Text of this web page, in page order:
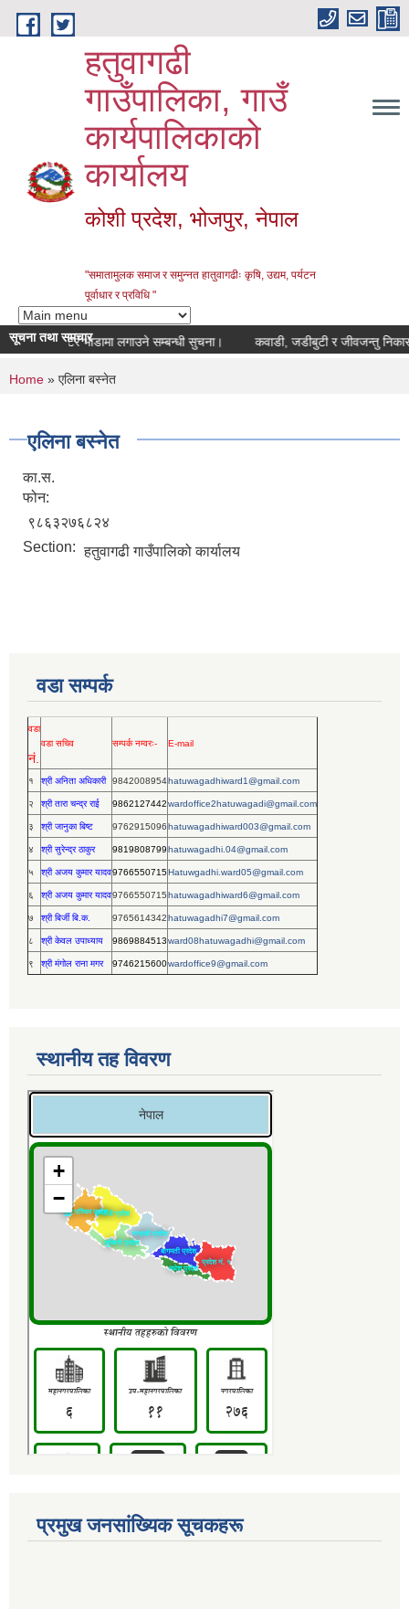
Skip to main content
हतुवागढी
गाउँपालिका, गाउँ
कार्यपालिकाको
कार्यालय
कोशी प्रदेश, भोजपुर, नेपाल
"समातामुलक समाज र समुन्नत हातुवागढीः कृषि, उद्यम, पर्यटन
पूर्वाधार र प्रविधि "
सूचना तथा समचार
सटर भाडामा लगाउने सम्बन्धी सुचना। कवाडी, जडीबुटी र जीवजन्तु
You are here
Home » एलिना बस्नेत
एलिना बस्नेत
का.स.
फोन:
९८६३२७६८२४
Section: हतुवागढी गाउँपालिको कार्यालय
वडा सम्पर्क
वडा
नं.
वडा सचिव सम्पर्क नम्वरः- E-mail
१ श्री अनिता अधिकारी 9842008954hatuwagadhiward1@gmail.com
२ श्री तारा चन्द्र राई 9862127442wardoffice2hatuwagadi@gmail.com
३ श्री जानुका बिष्ट 9762915096hatuwagadhiward003@gmail.com
४ श्री सुरेन्द्र ठाकुर 9819808799hatuwagadhi.04@gmail.com
५ श्री अजय कुमार यादव9766550715Hatuwgadhi.ward05@gmail.com
६ श्री अजय कुमार यादव9766550715hatuwagadhiward6@gmail.com
७ श्री बिर्जी बि.क. 9765614342hatuwagadhi7@gmail.com
८ श्री केवल उपाध्याय 9869884513ward08hatuwagadhi@gmail.com
९ श्री मंगोल राना मगर 9746215600wardoffice9@gmail.com
स्थानीय तह विवरण
प्रमुख जनसांख्यिक सूचकहरू